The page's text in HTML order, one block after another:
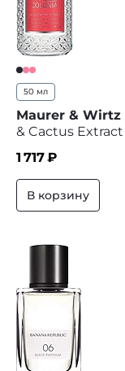
50 мл
Maurer & Wirtz
& Cactus Extract
1 717₽
В корзину